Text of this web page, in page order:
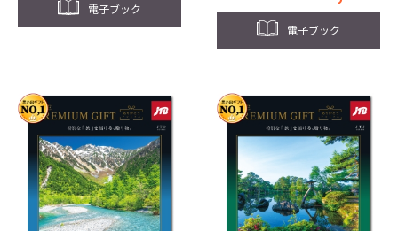
電子ブック
電子ブック